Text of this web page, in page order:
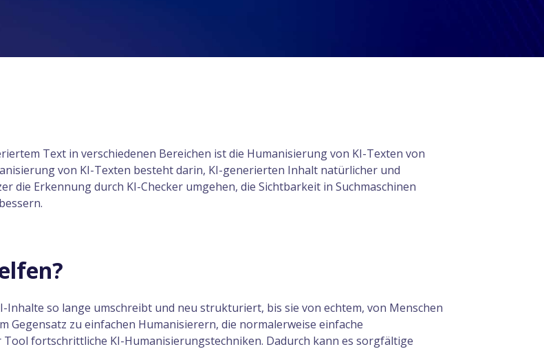
Text in verschiedenen Bereichen ist die Humanisierung von KI-Texten von
von KI-Texten besteht darin, KI-generierten Inhalt natürlicher und
die Erkennung durch KI-Checker umgehen, die Sichtbarkeit in Suchmaschinen
so lange umschreibt und neu strukturiert, bis sie von echtem, von Menschen
Gegensatz zu einfachen Humanisierern, die normalerweise einfache
fortschrittliche KI-Humanisierungstechniken. Dadurch kann es sorgfältige